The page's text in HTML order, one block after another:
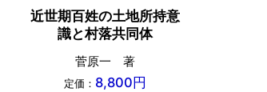
近世期百姓の土地所持意
識と村落共同体
菅原一 著
定価： 8,800円